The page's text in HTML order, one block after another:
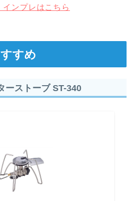
ンプレはこちら
すめ
ーストーブ ST-340